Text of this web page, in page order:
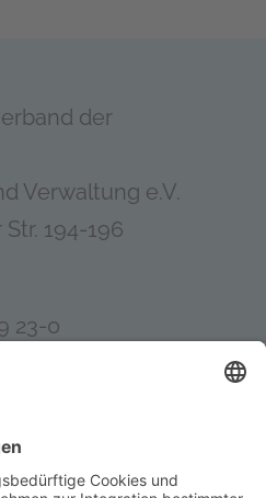
der
Verwaltung e.V.
194-196
23-0
bund.de